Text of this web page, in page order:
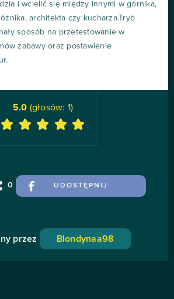
i wcielić się między innymi w górnika,
architekta czy kucharza.Tryb
sposób na przetestowanie w
zabawy oraz postawienie
0 UDOSTĘPNIJ
5.0 (głosów: 1)
przez Blondynaa98